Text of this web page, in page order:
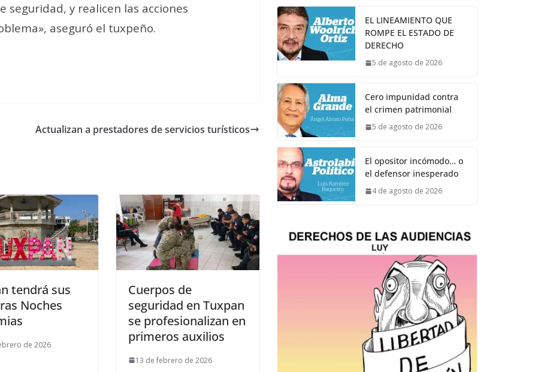
y realicen las acciones
aseguró el tuxpeño.
Actualizan a prestadores de servicios turísticos
tendrá sus
Noches
de 2026
Cuerpos de
seguridad en Tuxpan
se profesionalizan en
primeros auxilios
13 de febrero de 2026
EL LINEAMIENTO QUE
ROMPE EL ESTADO DE
DERECHO
5 de agosto de 2026
Cero impunidad contra
el crimen patrimonial
5 de agosto de 2026
El opositor incómodo… o
el defensor inesperado
4 de agosto de 2026